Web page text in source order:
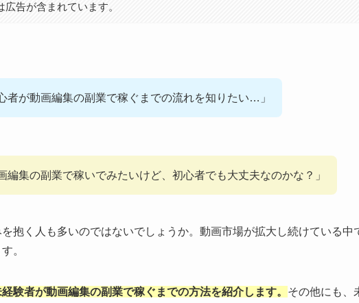
告が含まれています。
者が動画編集の副業で稼ぐまでの流れを知りたい…」
編集の副業で稼いでみたいけど、初心者でも大丈夫なのかな？」
抱く人も多いのではないでしょうか。動画市場が拡大し続けている中
。
験者が動画編集の副業で稼ぐまでの方法を紹介します。 その他にも、